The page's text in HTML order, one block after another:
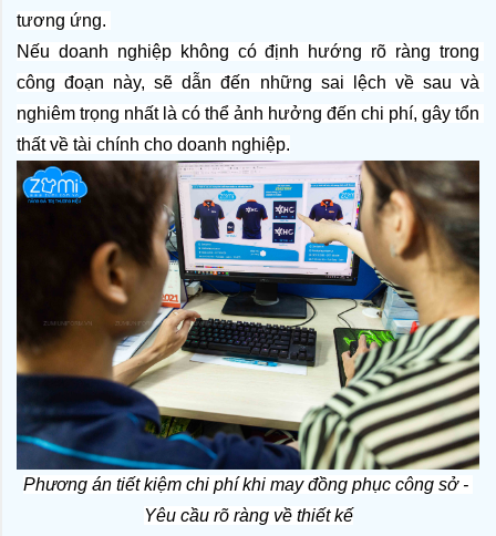
tương ứng.
Nếu doanh nghiệp không có định hướng rõ ràng trong
công đoạn này, sẽ dẫn đến những sai lệch về sau và
nghiêm trọng nhất là có thể ảnh hưởng đến chi phí, gây tổn
thất về tài chính cho doanh nghiệp.
Phương án tiết kiệm chi phí khi may đồng phục công sở -
Yêu cầu rõ ràng về thiết kế